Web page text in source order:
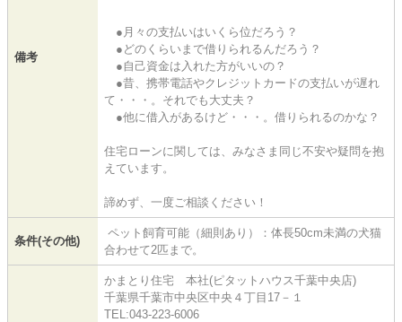
備考
●月々の支払いはいくら位だろう？
●どのくらいまで借りられるんだろう？
●自己資金は入れた方がいいの？
●昔、携帯電話やクレジットカードの支払いが遅れ
て・・・。それでも大丈夫？
●他に借入があるけど・・・。借りられるのかな？
住宅ローンに関しては、みなさま同じ不安や疑問を抱
えています。
諦めず、一度ご相談ください！
条件(その他)
ペット飼育可能（細則あり）：体長50cm未満の犬猫
合わせて2匹まで。
かまとり住宅 本社(ピタットハウス千葉中央店)
千葉県千葉市中央区中央４丁目17－１
TEL:043-223-6006